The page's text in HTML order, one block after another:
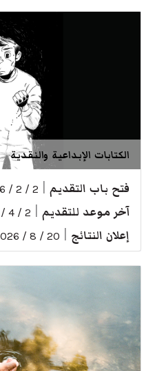
الكتابات الإبداعية والنقدية
فتح باب التقديم 2 / 2 / 2026
آخر موعد للتقديم 2 / 4 / 2026
إعلان النتائج 20 / 8 / 2026